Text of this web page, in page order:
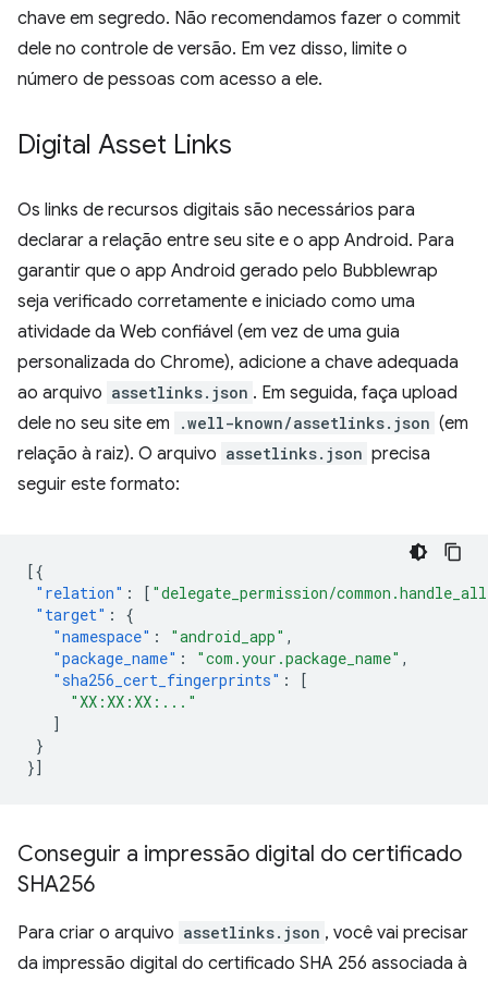
chave em segredo. Não recomendamos fazer o commit
dele no controle de versão. Em vez disso, limite o
número de pessoas com acesso a ele.
Digital Asset Links
Os links de recursos digitais são necessários para
declarar a relação entre seu site e o app Android. Para
garantir que o app Android gerado pelo Bubblewrap
seja verificado corretamente e iniciado como uma
atividade da Web confiável (em vez de uma guia
personalizada do Chrome), adicione a chave adequada
ao arquivo assetlinks.json . Em seguida, faça upload
dele no seu site em
.well-known/assetlinks.json (em
relação à raiz). O arquivo assetlinks.json precisa
seguir este formato:
[{
"relation" : [ "delegate_permission/
"target" :
{
"namespace" : "android_app" ,
"package_name" : "com.your.package_name" ,
"sha256_cert_fingerprints" :
[
"XX:XX:XX:..."
]
}
}]
Conseguir a impressão digital do certificado
SHA256
Para criar o arquivo assetlinks.json , você vai precisar
da impressão digital do certificado SHA 256 associada à